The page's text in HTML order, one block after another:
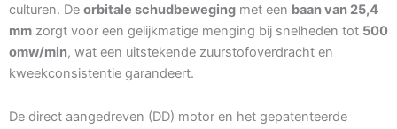
culturen. De orbitale schudbeweging met een baan van 25,4
mm zorgt voor een gelijkmatige menging bij snelheden tot 500
omw/min, wat een uitstekende zuurstofoverdracht en
kweekconsistentie garandeert.
De direct aangedreven (DD) motor en het gepatenteerde